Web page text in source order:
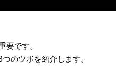
要です。
のツボを紹介します。